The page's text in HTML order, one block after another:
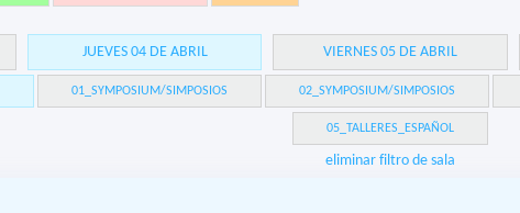
JUEVES 04 DE ABRIL VIERNES 05 DE ABRIL
01_SYMPOSIUM/SIMPOSIOS 02_SYMPOSIUM/SIMPOSIOS
05_TALLERES_ESPAÑOL
eliminar filtro de sala